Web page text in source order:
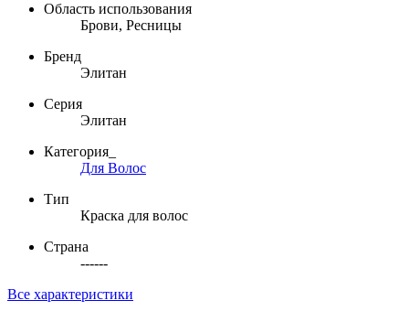
Область использования
Брови, Ресницы
Бренд
Элитан
Серия
Элитан
Категория_
Для Волос
Тип
Краска для волос
Страна
------
Все характеристики